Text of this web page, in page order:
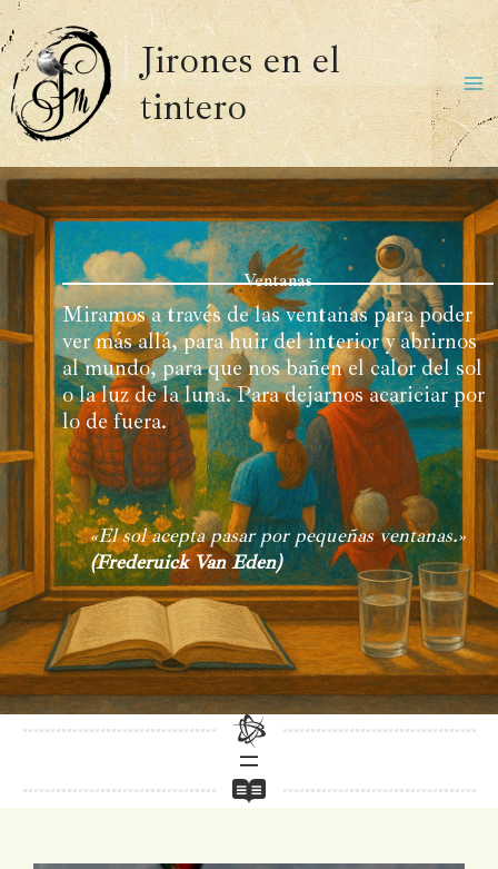
Ir
al
contenido
Jirones en el
tintero
Ventanas
Miramos a través de las ventanas para poder
ver más allá, para huir del interior y abrirnos
al mundo, para que nos bañen el calor del sol
o la luz de la luna. Para dejarnos acariciar por
lo de fuera.
«El sol acepta pasar por pequeñas ventanas.»
(Frederuick Van Eden)